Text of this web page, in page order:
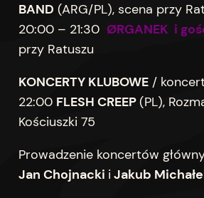
BAND (ARG/PL), scena przy
20:00 – 21:30 ØRGANEK i
przy Ratuszu
KONCERTY KLUBOWE/
22:00 FLESH CREEP(PL),
Kościuszki 75
Prowadzenie koncertów
Jan Chojnacki i Jakub